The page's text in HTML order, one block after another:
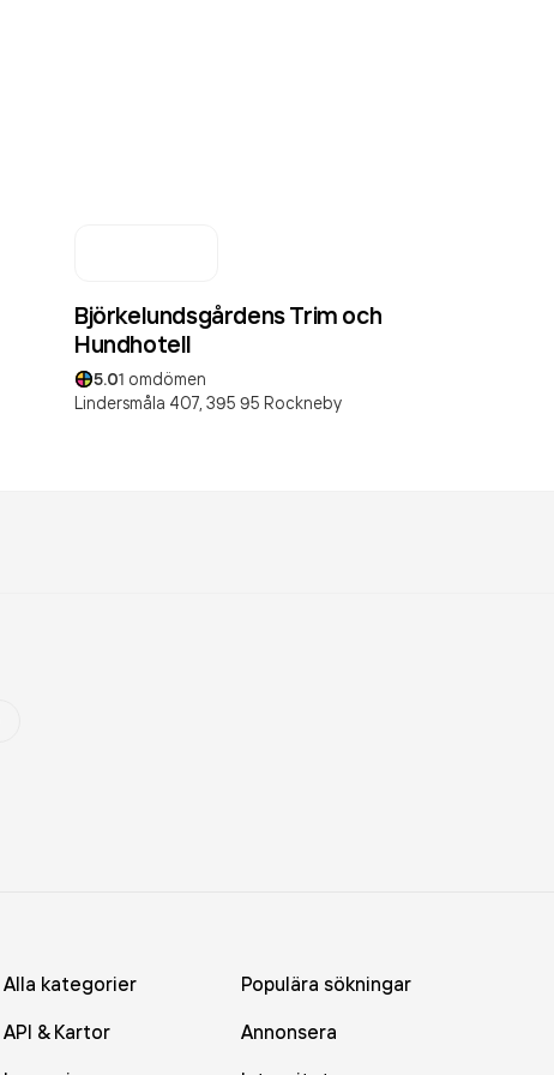
Björkelundsgårdens Trim och
Hundhotell
5.01 omdömen
Lindersmåla 407, 395 95 Rockneby
Alla kategorier
Populära sökningar
API & Kartor
Annonsera